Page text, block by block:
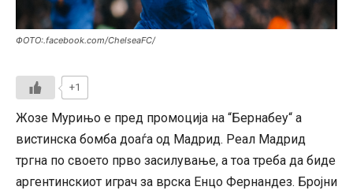
ФОТО:.facebook.com/ChelseaFC/
+1
Жозе Мурињо е пред промоција на “Бернабеу“ а
вистинска бомба доаѓа од Мадрид. Реал Мадрид
тргна по своето прво засилување, а тоа треба да биде
аргентинскиот играч за врска Енцо Фернандез. Бројни